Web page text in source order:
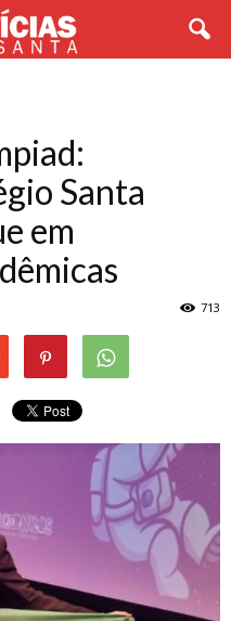
Santa
em
713